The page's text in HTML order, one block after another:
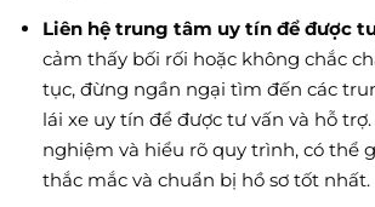
Liên hệ trung tâm uy tín để được
cảm thấy bối rối hoặc không chắc
tục, đừng ngần ngại tìm đến các
lái xe uy tín để được tư vấn và hỗ
nghiệm và hiểu rõ quy trình, có thể
thắc mắc và chuẩn bị hồ sơ tốt nhất.